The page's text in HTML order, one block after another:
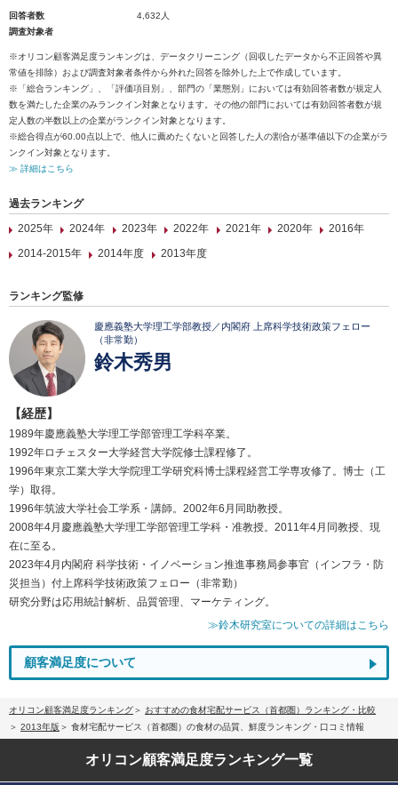
回答者数
4,632人
調査対象者
※オリコン顧客満足度ランキングは、データクリーニング（回収したデータから不正回答や異
常値を排除）および調査対象者条件から外れた回答を除外した上で作成しています。
※「総合ランキング」、「評価項目別」、部門の「業態別」においては有効回答者数が規定人
数を満たした企業のみランクイン対象となります。その他の部門においては有効回答者数が規
定人数の半数以上の企業がランクイン対象となります。
※総合得点が60.00点以上で、他人に薦めたくないと回答した人の割合が基準値以下の企業がラ
ンクイン対象となります。
≫ 詳細はこちら
過去ランキング
2025年
2024年 2023年 2022年 2021年 2020年
2016年
2014-2015年
2014年度 2013年度
ランキング監修
慶應義塾大学理工学部教授／内閣府 上席科学技術政策フェロー
（非常勤）
鈴木秀男
【経歴】
1989年慶應義塾大学理工学部管理工学科卒業。
1992年ロチェスター大学経営大学院修士課程修了。
1996年東京工業大学大学院理工学研究科博士課程経営工学専攻修了。博士（工
学）取得。
1996年筑波大学社会工学系・講師。2002年6月同助教授。
2008年4月慶應義塾大学理工学部管理工学科・准教授。2011年4月同教授、現
在に至る。
2023年4月内閣府 科学技術・イノベーション推進事務局参事官（インフラ・防
災担当）付上席科学技術政策フェロー（非常勤）
研究分野は応用統計解析、品質管理、マーケティング。
≫鈴木研究室についての詳細はこちら
顧客満足度について
オリコン顧客満足度ランキング
おすすめの食材宅配サービス（首都圏）ランキング・比較
2013年版
食材宅配サービス（首都圏）の食材の品質、鮮度ランキング・口コミ情報
オリコン顧客満足度ランキング一覧